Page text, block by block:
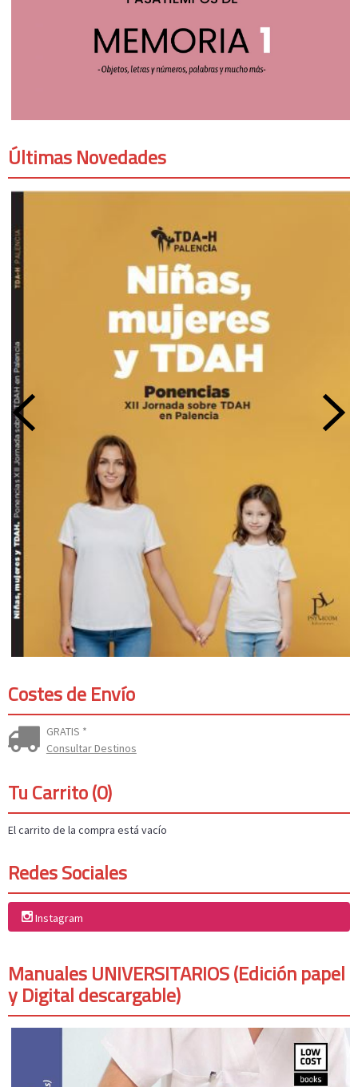
Últimas Novedades
Costes de Envío
GRATIS *
Consultar Destinos
Tu Carrito (0)
El carrito de la compra está vacío
Redes Sociales
Instagram
Manuales UNIVERSITARIOS (Edición papel
y Digital descargable)